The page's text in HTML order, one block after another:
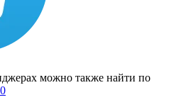
можно также найти по